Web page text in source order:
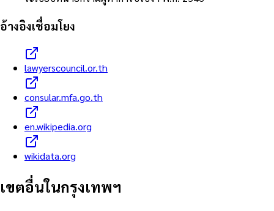
อ้างอิงเชื่อมโยง
lawyerscouncil.or.th
consular.mfa.go.th
en.wikipedia.org
wikidata.org
เขตอื่นในกรุงเทพฯ